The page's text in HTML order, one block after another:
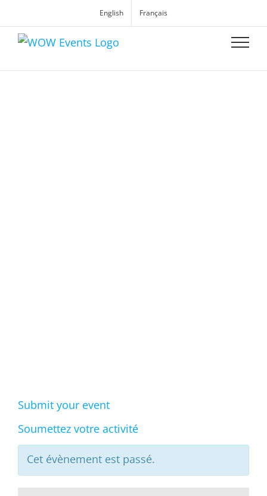
English Français
Submit your event
Soumettez votre activité
Cet évènement est passé.